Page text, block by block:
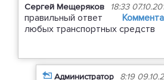
Сергей Мещеряков 18:33
правильный ответ
любых транспортных средств
Администратор 8:19